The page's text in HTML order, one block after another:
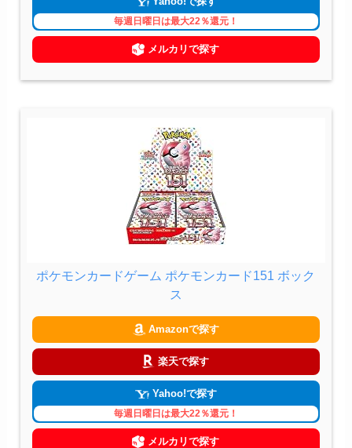
毎週日曜日は最大22％還元！
メルカリで探す
ポケモンカードゲーム ポケモンカード151 ボック
ス
Amazonで探す
楽天で探す
Yahoo!で探す
毎週日曜日は最大22％還元！
メルカリで探す